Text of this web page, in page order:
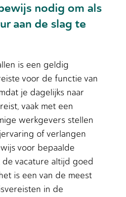
nodig om als
aan de slag te
is een geldig
voor de functie van
je dagelijks naar
vaak met een
werkgevers stellen
of verlangen
voor bepaalde
vacature altijd goed
is een van de meest
in de